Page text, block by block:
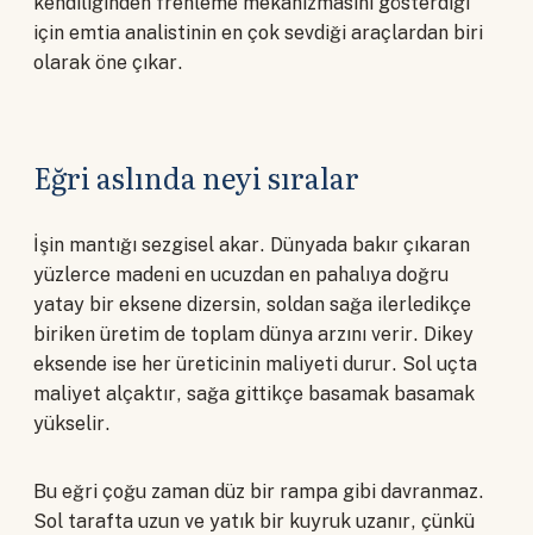
için emtia analistinin en çok sevdiği araçlardan biri
olarak öne çıkar.
Eğri aslında neyi sıralar
İşin mantığı sezgisel akar. Dünyada bakır çıkaran
yüzlerce madeni en ucuzdan en pahalıya doğru
yatay bir eksene dizersin, soldan sağa ilerledikçe
biriken üretim de toplam dünya arzını verir. Dikey
eksende ise her üreticinin maliyeti durur. Sol uçta
maliyet alçaktır, sağa gittikçe basamak basamak
yükselir.
Bu eğri çoğu zaman düz bir rampa gibi davranmaz.
Sol tarafta uzun ve yatık bir kuyruk uzanır, çünkü